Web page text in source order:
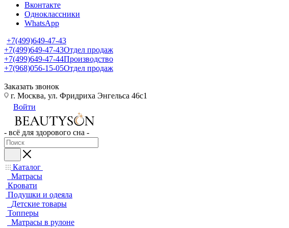
Вконтакте
Одноклассники
WhatsApp
+7(499)649-47-43
+7(499)649-47-43Отдел продаж
+7(499)649-47-44Производство
+7(968)056-15-05Отдел продаж
Заказать звонок
г. Москва, ул. Фридриха Энгельса 46с1
Войти
- всё для здорового сна -
Каталог
Матрасы
Кровати
Подушки и одеяла
Детские товары
Топперы
Матрасы в рулоне